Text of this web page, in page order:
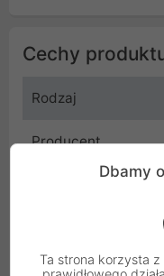
Cechy
Rodzaj
Producent
EAN
Dbamy
Ta strona korzysta z